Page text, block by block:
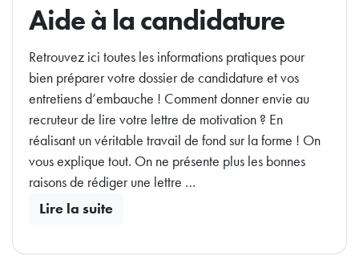
Aide à la candidature
Retrouvez ici toutes les informations pratiques pour
bien préparer votre dossier de candidature et vos
entretiens d’embauche ! Comment donner envie au
recruteur de lire votre lettre de motivation ? En
réalisant un véritable travail de fond sur la forme ! On
vous explique tout. On ne présente plus les bonnes
raisons de rédiger une lettre …
Lire la suite